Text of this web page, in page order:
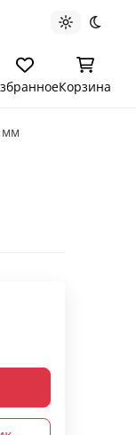
Светлая
Корзина
мм